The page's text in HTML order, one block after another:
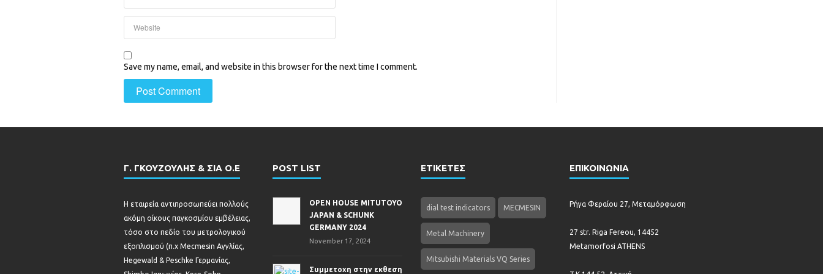
Save my name, email, and website in this browser for the next time I comment.
Γ. ΓΚΟΥΖΟΥΛΗΣ & ΣΙΑ Ο.Ε
Η εταιρεία αντιπροσωπεύει πολλούς
ακόμη οίκους παγκοσμίου εμβέλειας,
τόσο στο πεδίο του μετρολογικού
εξοπλισμού (π.χ Mecmesin Αγγλίας,
Hegewald & Peschke Γερμανίας,
POST LIST
OPEN HOUSE MITUTOYO
JAPAN & SCHUNK
GERMANY 2024
November 17, 2024
Συμμετοχη στην εκθεση
ΕΤΙΚΕΤΕΣ
dial test indicators MECMESIN
Metal Machinery
Mitsubishi Materials VQ Series
ΕΠΙΚΟΙΝΩΝΙΑ
Ρήγα Φεραίου 27, Μεταμόρφωση
27 str. Riga Fereou, 14452
Metamorfosi ATHENS